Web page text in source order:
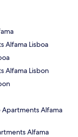
Alfama Lisboa
Alfama Lisbon
Apartments Alfama
Alfama